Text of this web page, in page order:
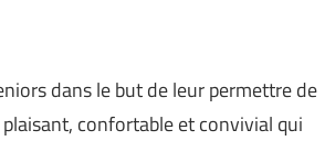
dans le but de leur permettre de
confortable et convivial qui